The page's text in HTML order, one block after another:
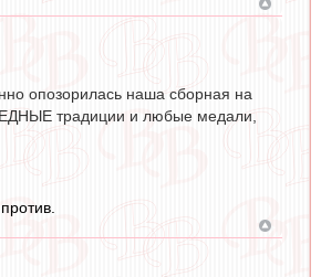
опозорилась наша сборная на
традиции и любые медали,